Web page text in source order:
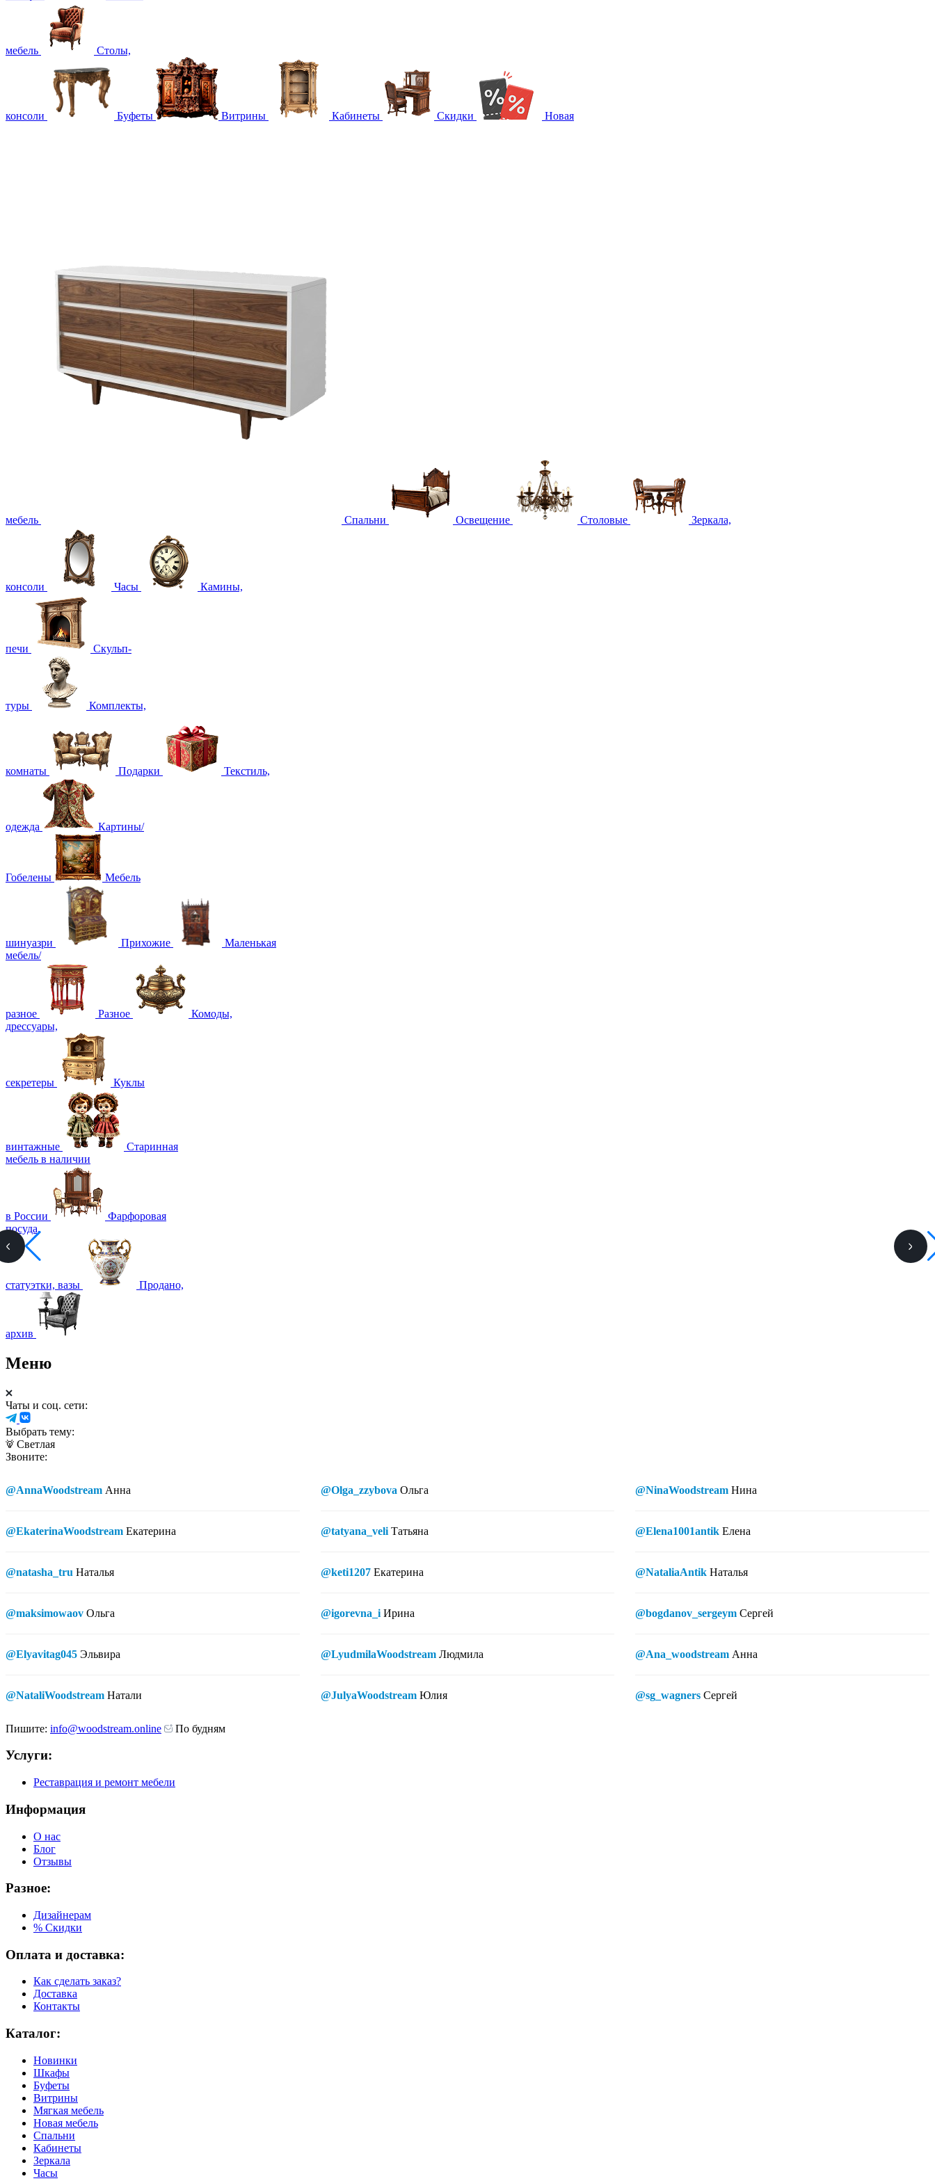
мебель Столы,
консоли Буфеты Витрины Кабинеты Скидки Новая
мебель Спальни Освещение Столовые Зеркала,
консоли Часы Камины,
печи Скульп-
туры Комплекты,
комнаты Подарки Текстиль,
одежда Картины/
Гобелены Мебель
шинуазри Прихожие
Маленькая
мебель/
разное Разное
Комоды,
дрессуары,
секретеры Куклы
винтажные
Старинная
мебель в наличии
в России
Фарфоровая
посуда,
статуэтки, вазы Продано,
архив
Меню
Чаты и соц. сети:
Выбрать тему:
Светлая
Звоните:
@AnnaWoodstream Анна
@EkaterinaWoodstream Екатерина
@natasha_tru Наталья
@maksimowaov Ольга
@Elyavitag045 Эльвира
@NataliWoodstream Натали
@Olga_zzybova Ольга
@tatyana_veli Татьяна
@keti1207 Екатерина
@igorevna_i Ирина
@LyudmilaWoodstream Людмила
@JulyaWoodstream Юлия
@NinaWoodstream Нина
@Elena1001antik Елена
@NataliaAntik Наталья
@bogdanov_sergeym Сергей
@Ana_woodstream Анна
@sg_wagners Сергей
Пишите: info@woodstream.online По будням
Услуги:
Реставрация и ремонт мебели
Информация
О нас
Блог
Отзывы
Разное:
Дизайнерам
% Скидки
Оплата и доставка:
Как сделать заказ?
Доставка
Контакты
Каталог:
Новинки
Шкафы
Буфеты
Витрины
Мягкая мебель
Новая мебель
Спальни
Кабинеты
Зеркала
Часы